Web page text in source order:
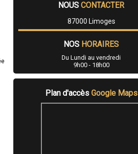
NOUS CONTACTER
87000 Limoges
NOS HORAIRES
Du Lundi au vendredi
9h00 - 18h00
Plan d'accès Google Maps